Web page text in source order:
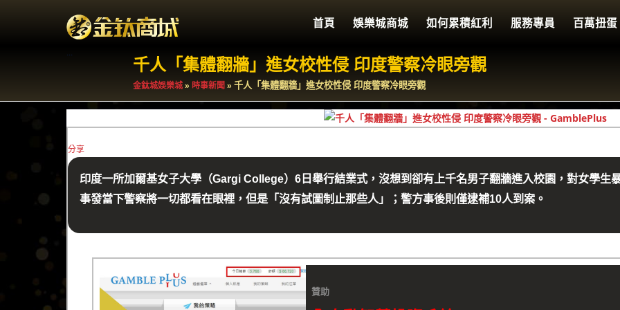
首頁 娛樂城商城 如何累積紅利 服務專員 百萬扭蛋
...
千人「集體翻牆」進女校性侵 印度警察冷眼旁觀
金鈦城娛樂城 » 時事新聞 » 千人「集體翻牆」進女校性侵 印度警察冷眼旁觀
分享
印度一所加爾基女子大學（Gargi College）6日舉行結業式，沒想到卻有上千名男子翻牆進入校園，對女學生
事發當下警察將一切都看在眼裡，但是「沒有試圖制止那些人」；警方事後則僅逮補10人到案。
贊助